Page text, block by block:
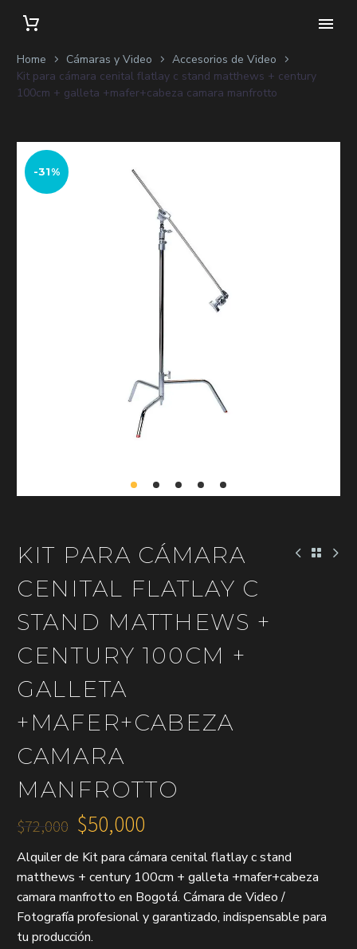
Home Cámaras y Video
Accesorios de Video
Kit para cámara cenital flatlay c stand matthews + century
100cm + galleta +mafer+cabeza camara manfrotto
-31%
KIT PARA CÁMARA
CENITAL FLATLAY C
STAND MATTHEWS +
CENTURY 100CM +
GALLETA
+MAFER+CABEZA
CAMARA
MANFROTTO
$72,000
precio
original
era:
$72,000.
$50,000
precio
actual
es:
$50,000.
Alquiler de Kit para cámara cenital flatlay c stand
matthews + century 100cm + galleta +mafer+cabeza
camara manfrotto en Bogotá. Cámara de Video /
Fotografía profesional y garantizado, indispensable para
tu producción.